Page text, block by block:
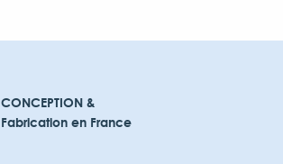
CONCEPTION &
Fabrication en France